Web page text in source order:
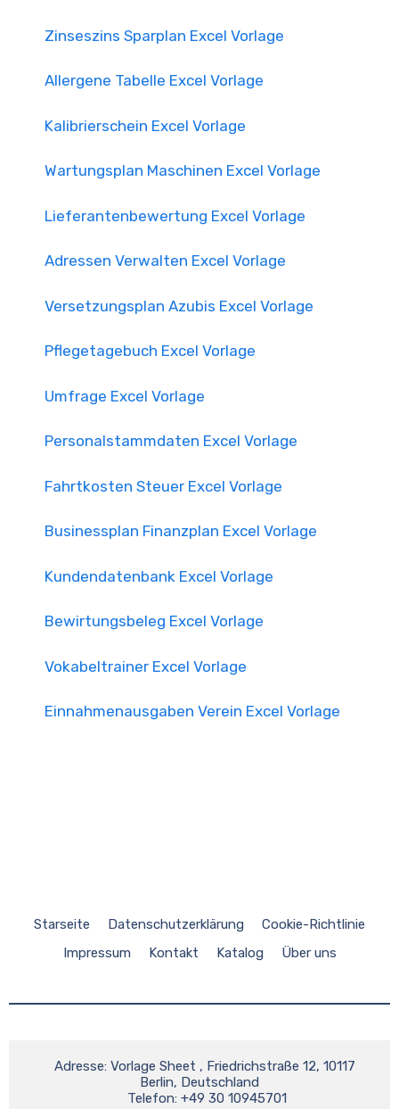
Zinseszins Sparplan Excel Vorlage
Allergene Tabelle Excel Vorlage
Kalibrierschein Excel Vorlage
Wartungsplan Maschinen Excel Vorlage
Lieferantenbewertung Excel Vorlage
Adressen Verwalten Excel Vorlage
Versetzungsplan Azubis Excel Vorlage
Pflegetagebuch Excel Vorlage
Umfrage Excel Vorlage
Personalstammdaten Excel Vorlage
Fahrtkosten Steuer Excel Vorlage
Businessplan Finanzplan Excel Vorlage
Kundendatenbank Excel Vorlage
Bewirtungsbeleg Excel Vorlage
Vokabeltrainer Excel Vorlage
Einnahmenausgaben Verein Excel Vorlage
Starseite Datenschutzerklärung
Cookie-Richtlinie
Impressum
Kontakt Katalog Über uns
Berlin, Deutschland